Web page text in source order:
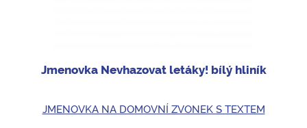
Jmenovka Nevhazovat letáky! bílý hliník
JMENOVKA NA DOMOVNÍ ZVONEK S TEXTEM